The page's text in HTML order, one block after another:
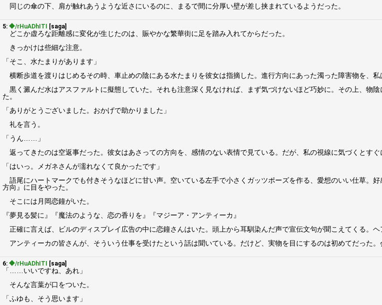
同じの傘の下、肩が触れあうような近さにいるのに、まるで間に分厚い壁が差し挟まれているようだった。
5: ◆/rHuADhITI [saga]
どこか虚ろな距離感に変化が生じたのは、賑やかな繁華街に足を踏み入れてからだった。
きっかけは些細な注意。
「そこ、水たまりがあります」
横断歩道を渡りはじめるその時、車止めの陰にある水たまりを彼女は指摘した。進行方向にあった濁った障害物を、私
黒く澱んだ水はアスファルトに擬態していた。それも注意深く見なければ、まず気づけないほど巧妙に。その上、物
た。
「ありがとうございました。おかげで助かりました」
礼を言う。
「うん……」
返ってきたのは空返事だった。彼女はあさっての方向を、感情のない表情で見ている。だが、私の視線に気づくとすぐ
「はいっ。メガネさんが濡れなくて良かったです」
語尾にハートマークでも付きそうなほどに甘い声。空いている左手で小さくガッツポーズを作る、愛想のいい仕草。
方向』に目をやった。
そこには月岡恋鐘がいた。
『夢見る髪に』『魔法のような、恋の香りを』『マジーア・アンティーカ』
正確に言えば、ビルのディスプレイ広告の中に恋鐘さんはいた。頭上から耳馴染んだ声で宣伝文句が聞こえてくる。ヘ
アンティーカの皆さんが、そういう仕事を受けたという話は聞いている。だけど、実物を目にするのは初めてだった
6: ◆/rHuADhITI [saga]
「……いいですね、あれ」
そんな言葉が口をついた。
「ふゆも、そう思います」